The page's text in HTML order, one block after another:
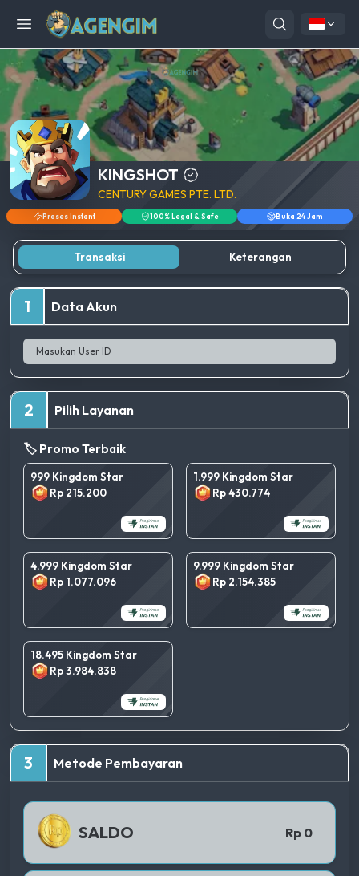
Open menu
KINGSHOT
CENTURY GAMES PTE. LTD.
Proses Instant 100% Legal & Safe Buka 24 Jam
Transaksi Keterangan
1 Data Akun
2 Pilih Layanan
🏷️ Promo Terbaik
999 Kingdom Star
Rp 215.200
1.999 Kingdom Star
Rp 430.774
4.999 Kingdom Star
Rp 1.077.096
9.999 Kingdom Star
Rp 2.154.385
18.495 Kingdom Star
Rp 3.984.838
3 Metode Pembayaran
SALDO Rp 0QRIS 1